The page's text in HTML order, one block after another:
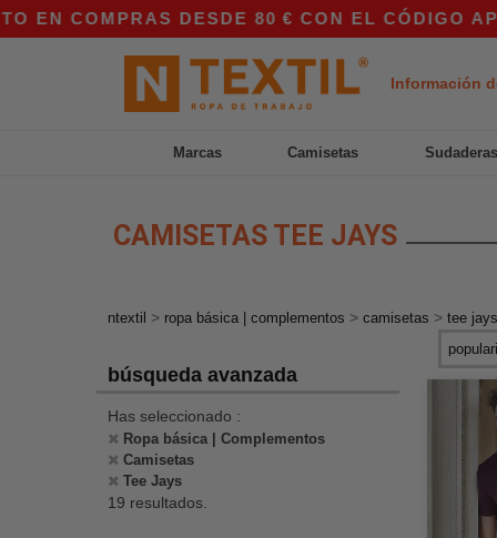
DESDE 80 € CON EL CÓDIGO APP10 –
Información
Marcas Camisetas Sudaderas
CAMISETAS TEE JAYS
ntextil > ropa básica | complementos > camisetas > tee jays
búsqueda avanzada
Has seleccionado :
Ropa básica | Complementos
Camisetas
Tee Jays
19 resultados.